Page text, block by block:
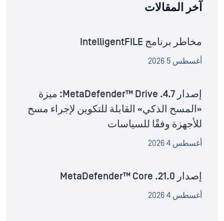
آخر المقالات
مخاطر برنامج IntelligentFILE
أغسطس 5 2026
إصدار MetaDefender™ Drive .4.7: ميزة
«المسح الذكي» القابلة للتكوين لإجراء مسح
للأجهزة وفقًا للسياسات
أغسطس 4 2026
إصدار MetaDefender™ Core .21.0
أغسطس 4 2026